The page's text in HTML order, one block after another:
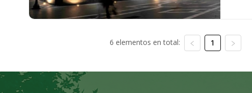
6 elementos en total: 1